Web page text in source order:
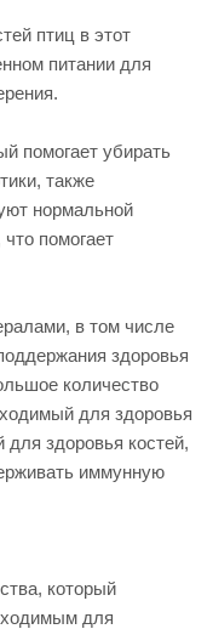
птиц в этот
питании для
помогает убирать
также
нормальной
помогает
в том числе
здоровья
количество
для здоровья
здоровья костей,
иммунную
который
для